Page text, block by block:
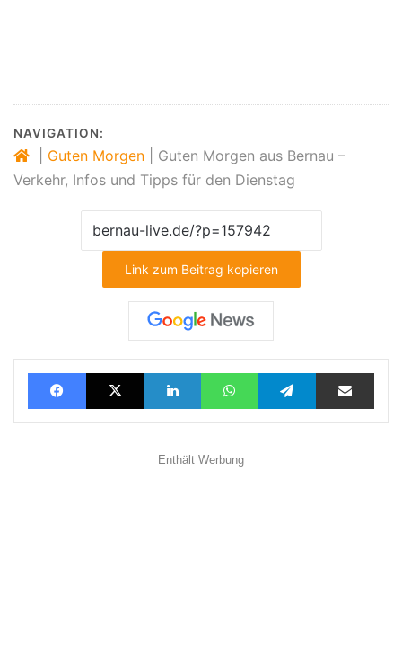
NAVIGATION:
Guten Morgen
Guten Morgen aus Bernau –
Verkehr, Infos und Tipps für den Dienstag
Link zum Beitrag kopieren
FacebookX LinkedInWhatsAppTelegramTeilen via E-Mail
Enthält Werbung